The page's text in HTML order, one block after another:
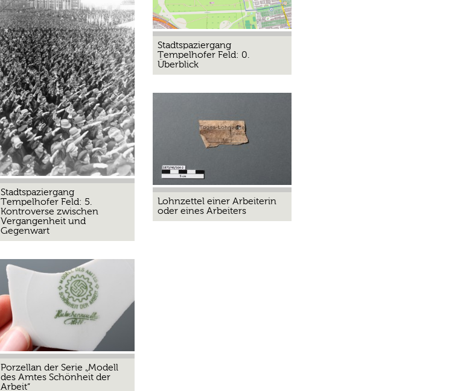
Stadtspaziergang
Tempelhofer Feld: 5.
Kontroverse zwischen
Vergangenheit und
Gegenwart
Porzellan der Serie „Modell
des Amtes Schönheit der
Arbeit“
Stadtspaziergang
Tempelhofer Feld: 0.
Überblick
Lohnzettel einer Arbeiterin
oder eines Arbeiters